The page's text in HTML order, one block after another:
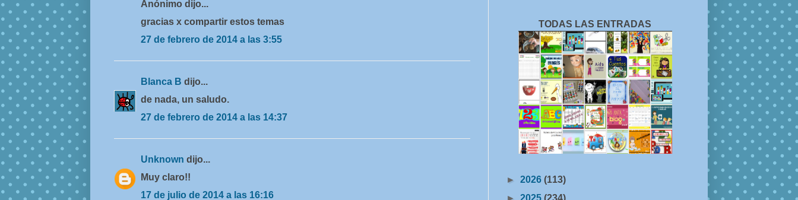
Anónimo dijo...
gracias x compartir estos temas
27 de febrero de 2014 a las 3:55
Blanca B dijo...
de nada, un saludo.
27 de febrero de 2014 a las 14:37
Unknown dijo...
Muy claro!!
17 de julio de 2014 a las 16:16
TODAS LAS ENTRADAS
► 2026 (113)